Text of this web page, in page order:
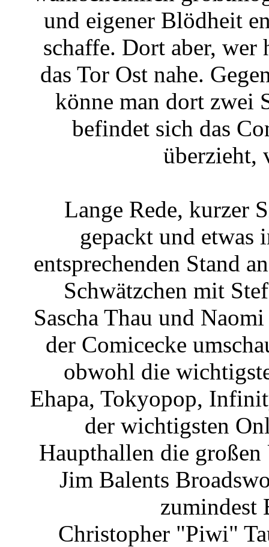
und eigener Blödheit
schaffe. Dort aber, wer
das Tor Ost nahe.
könne man dort zwei
befindet sich das
überzieht,
Lange Rede, kurzer
gepackt und etwas
entsprechenden Stand
Schwätzchen mit
Sascha Thau und
der Comicecke
obwohl die
Ehapa, Tokyopop,
der wichtigsten
Haupthallen die
Jim Balents
zumindest
Christopher "Piwi"